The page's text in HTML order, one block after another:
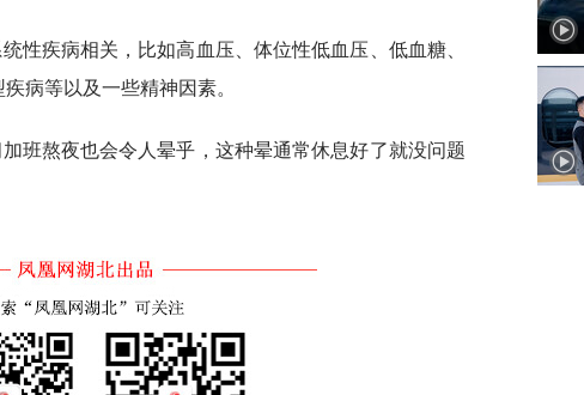
性疾病相关，比如高血压、体位性低血压、低血糖、
病等以及一些精神因素。
班熬夜也会令人晕乎，这种晕通常休息好了就没问题